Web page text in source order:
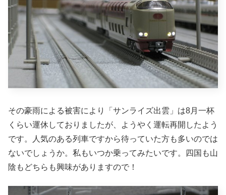
その豪雨による被害により「サンライズ出雲」は8月一杯
くらい運休しておりましたが、ようやく運転再開したよう
です。人気のある列車ですから待っていた方も多いのでは
ないでしょうか。私もいつか乗ってみたいです。四国も山
陰もどちらも興味がありますので！